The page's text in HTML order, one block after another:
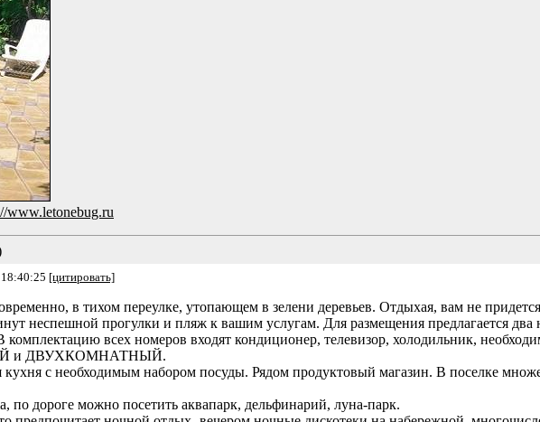
www.letonebug.ru
[цитировать]
в тихом переулке, утопающем в зелени деревьев. Отдыхая, вам не придется
неспешной прогулки и пляж к вашим услугам. Для размещения предлагается два
всех номеров входят кондиционер, телевизор, холодильник,
и ДВУХКОМНАТНЫЙ.
с необходимым набором посуды. Рядом продуктовый магазин. В поселке
дороге можно посетить аквапарк, дельфинарий, луна-парк.